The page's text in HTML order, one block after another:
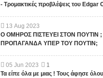
- Τρομακτικές προβλέψεις του Edgar
13 Aug 2023
Ο ΟΜΗΡΟΣ ΠΙΣΤΕΥΕΙ ΣΤΟΝ ΠΟΥΤΙΝ
ΠΡΟΠΑΓΑΝΔΑ ΥΠΕΡ ΤΟΥ ΠΟΥΤΙΝ;
05 Jun 2023
1
Τα είπε όλα με μιας ! Τους άφησε